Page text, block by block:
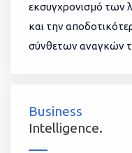
εκσυγχρονισμό των
και την
σύνθετων αναγκών
Business
Intelligence.